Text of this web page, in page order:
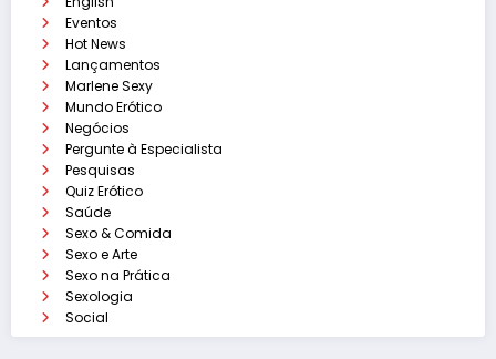
Eventos
Hot News
Lançamentos
Marlene Sexy
Mundo Erótico
Negócios
Pergunte à Especialista
Pesquisas
Quiz Erótico
Saúde
Sexo & Comida
Sexo e Arte
Sexo na Prática
Sexologia
Social